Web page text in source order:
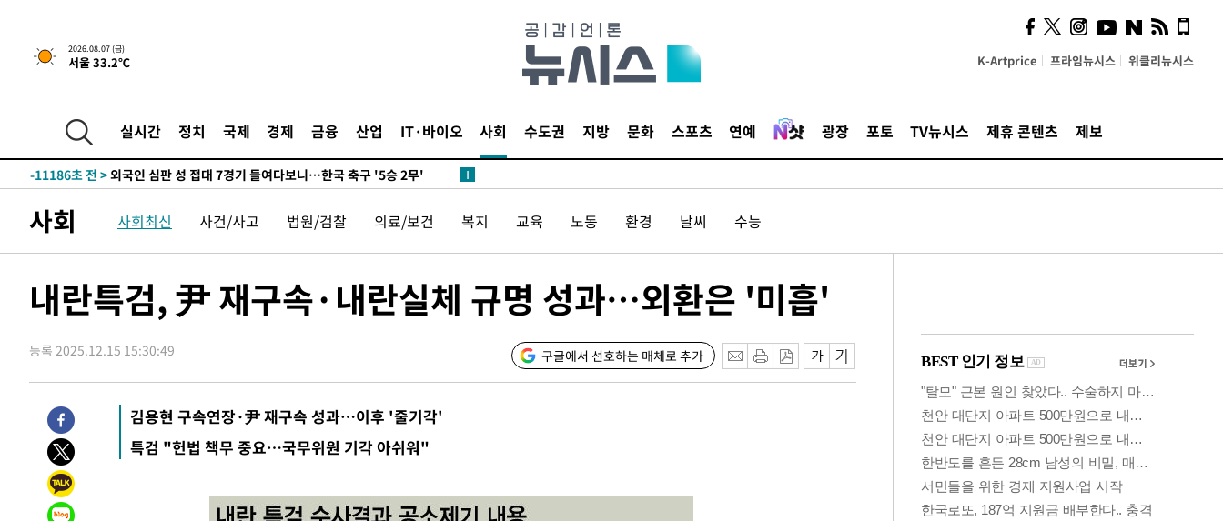
2026.08.07 (금)
서울 33.2℃ K-Artprice 프라임뉴시스 위클리뉴시스
실시간 정치 국제 경제 금융 산업 IT·바이오 사회 수도권 지방 문화 스포츠 연예 광장 포토 TV뉴시스 제휴 콘텐츠 제보
-18837초 전 >[속보]이 대통령, '호우피해' 안동·의성 관할 4개 면 특별재난지역
선포
-18800초 전 >[단독]중수청 지원 검사들, 정원 초과 시 낮은 계급 임용…희망지 못
-15077초 전 >
SK하이닉스, 용인·청주 팹에 54조 투자…"AI 메모리 수요 선제 대
-11933초 전 >
-11186초 전 >외국인 심판 성 접대 7경기 들여다보니…한국 축구 '5승 2무'
-10873초 전 >
[속보]코스피, 6200선 약보합…0.60% 내린 6258.77에 마쳐
-10853초 전 >[속보]원·달러 환율, 7.7원 내린 1416.1원 마감
-7832초 전 >[속보]종합특검, '계엄 수용공간 확보' 신용해 前교정본부장 기소
-6676초 전 >11시간 압수수색에 성접대 파문까지…'쑥대밭' 된 축구협회
-5698초 전 >[속보]규제합리화위원회 부위원장에 김태유 서울대 공대 교수…이병
-2056초 전 >
[속보]국힘 윤리위, '돌려차기 발언' 진종오·서범수 징계 절차 개시
43분 전 >
[속보] 7월 중국 수출 23.9%↑ 수입 27.5%↑…무역총액 25.3%↑
1시간 전 >
[속보]'채상병 순직 책임' 임성근, 항소심도 징역 3년
-28240초 전 >
실천"
-27325초 전 >
이란, "오만과 '중앙 단일 루트' 합의…북쪽 인바운드·남쪽 아웃바
사회 사회최신 사건/사고 법원/검찰 의료/보건 복지 교육 노동 환경 날씨 수능
내란특검, 尹 재구속·내란실체 규명 성과…외환은 '미흡'
등록 2025.12.15 15:30:49 구글에서 선호하는 매체로 추가
김용현 구속연장·尹 재구속 성과…이후 '줄기각'
특검 "헌법 책무 중요…국무위원 기각 아쉬워"
시, 스마트폰 액세서리에
NFC 더했다